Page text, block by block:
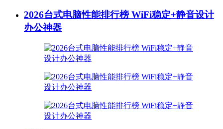
2026台式电脑性能排行榜 WiFi稳定+静音设计
办公神器